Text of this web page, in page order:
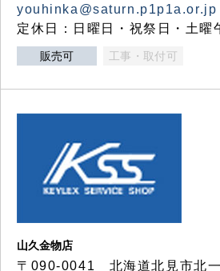
youhinka@saturn.p1p1a.or.jp
定休日：日曜日・祝祭日・土曜
販売可 工事・取付可
山久金物店
〒090-0041 北海道北見市北